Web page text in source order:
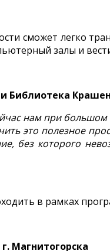
сможет легко
залы и
Библиотека
нам при большом
это полезное
без которого
в рамках
Магнитогорска